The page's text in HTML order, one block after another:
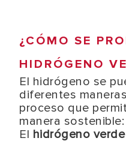
¿CÓMO SE
HIDRÓGENO
El hidrógeno se
diferentes
proceso que
manera sostenible:
El hidrógeno verde